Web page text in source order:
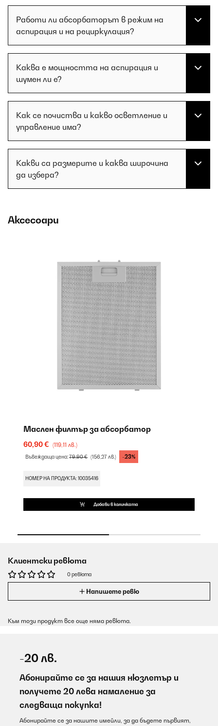
Работи ли абсорбаторът в режим на
аспирация и на рециркулация?
Каква е мощността на аспирация и
шумен ли е?
Как се почиства и какво осветление и
управление има?
Какви са размерите и каква широчина
да избера?
Аксесоари
Маслен филтър за абсорбатор
60,90 € (119,11 лв.)
Въвеждаща цена:79,90 € (156,27 лв.) -23%
НОМЕР НА ПРОДУКТА: 10035416
Добави в количката
Клиентски ревюта
0 ревюта
Напишете ревю
Към този продукт все още няма ревюта.
-20 лв.
Абонирайте се за нашия нюзлетър и
получете 20 лева намаление за
следваща покупка!
Абонирайте се за нашите имейли, за да бъдете първият,